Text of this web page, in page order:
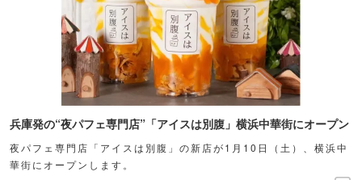
兵庫発の“夜パフェ専門店”「アイスは別腹」横浜中華街にオープン
夜パフェ専門店「アイスは別腹」の新店が1月10日（土）、横浜中
華街にオープンします。